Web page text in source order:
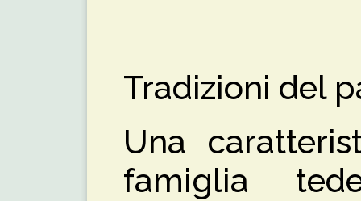
Tradizioni del
Una
famiglia